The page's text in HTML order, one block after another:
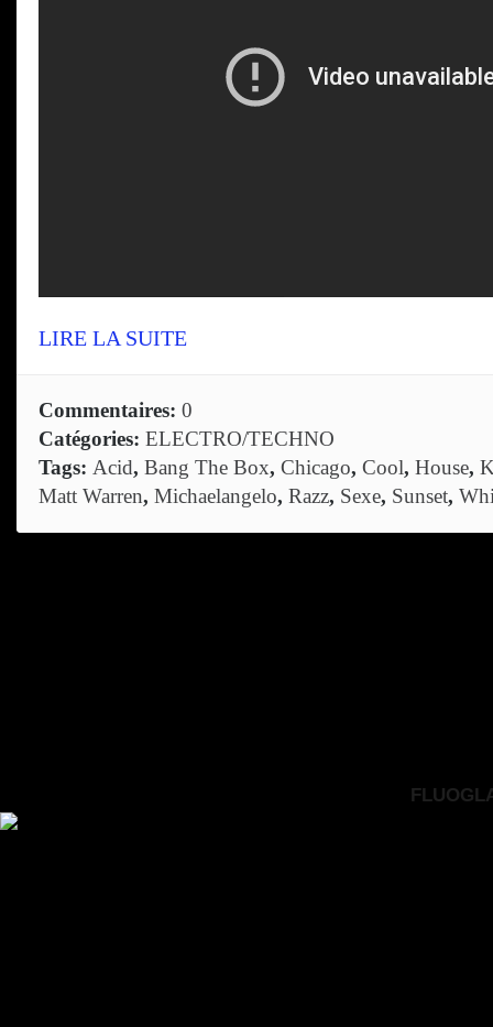
LIRE LA SUITE
Commentaires: 0
Catégories: ELECTRO/TECHNO
Tags: Acid, Bang The Box, Chicago, Cool, House,
Matt Warren, Michaelangelo, Razz, Sexe, Sunset,